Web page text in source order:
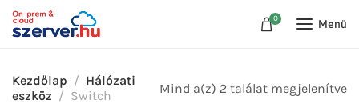
0 Menü
Kezdőlap
Hálózati
eszköz
Switch Mind a(z) 2 találat megjelenítve